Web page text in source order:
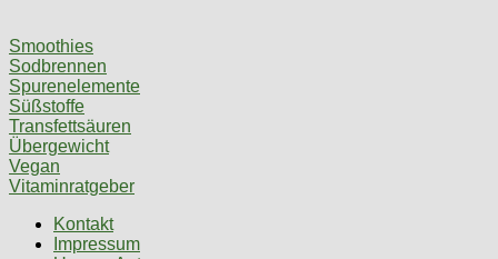
Smoothies
Sodbrennen
Spurenelemente
Süßstoffe
Transfettsäuren
Übergewicht
Vegan
Vitaminratgeber
Kontakt
Impressum